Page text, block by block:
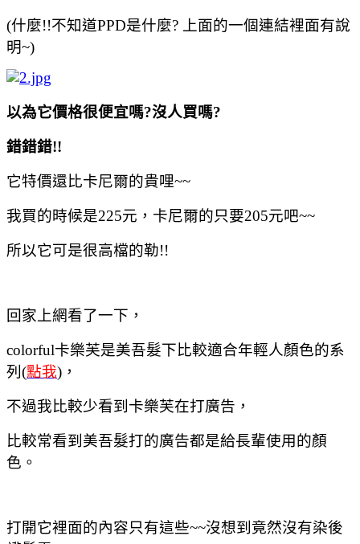
(什麼!!不知道PPD是什麼? 上面的一個連結裡面有說
明~)
以為它價格很便宜嗎?沒人買嗎?
錯錯錯!!
它特價還比卡尼爾的貴哩~~
我買的時候是225元，卡尼爾的只要205元吧~~
所以它可是很高檔的勒!!
回家上網看了一下，
colorful卡樂芙是美吾髮下比較適合年輕人顏色的系
列(點我)，
不過我比較少看到卡樂芙在打廣告，
比較常看到美吾髮打的廣告都是給長輩使用的顏
色。
打開它裡面的內容只有這些~~沒想到竟然沒有染後